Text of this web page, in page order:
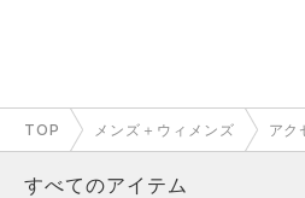
TOP メンズ＋ウィメンズ アク
すべてのアイテム